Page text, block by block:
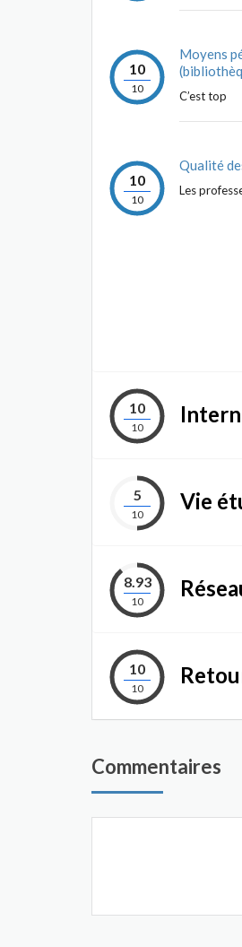
10
10
Moyens
C’est top
10
10
Qualité
Les
10
10
5
10
Vie
8.93
10
10
10
Commentaires